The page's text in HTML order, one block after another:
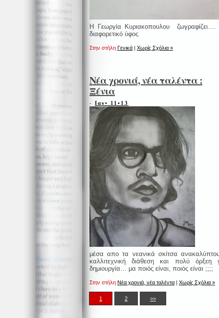
Η Γεωργία Κυριακοπουλου ζωγραφίζει….
διαφορετικό ύφος
Στην στήλη Γενικά | Χωρίς Σχόλια »
Νέα χρονιά, νέα ταλέντα :
Ξένια
- Ιαν• 11•13
μέσα απο τα νεανικά σκίτσα
καλλιτεχνική διάθεση και πολύ όρξεη
δημιουργία… μα ποιός είναι, ποιός είναι ;;;;
Στην στήλη Νέα χρονιά, νέα ταλέντα | Χωρίς Σχόλια »
1 2 >>